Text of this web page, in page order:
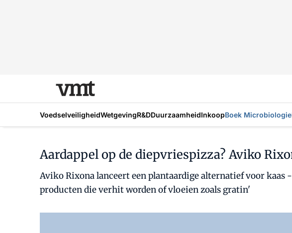
VoedselveiligheidWetgevingR&DDuurzaamheidInkoopBoek Microbiologie
Aardappel op de diepvriespizza? Aviko
Aviko Rixona lanceert een plantaardige alternatief voor
producten die verhit worden of vloeien zoals gratin'